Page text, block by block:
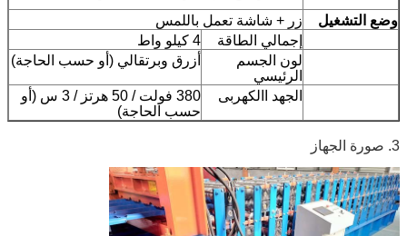
وضع التشغيل
زر + شاشة تعمل باللمس
إجمالي الطاقة
4 كيلو واط
لون الجسم
الرئيسي
أزرق وبرتقالي (أو حسب الحاجة)
الجهد االكهربى
380 فولت / 50 هرتز / 3 س (أو
حسب الحاجة)
3. صورة الجهاز